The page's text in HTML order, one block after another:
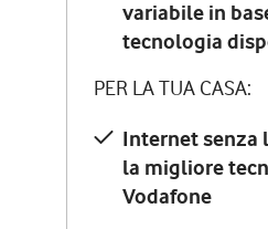
variabile in
tecnologia
PER LA TUA CASA:
Internet senza
la migliore
Vodafone
PER LA TUA
Internet
la
Vodafone
Modem